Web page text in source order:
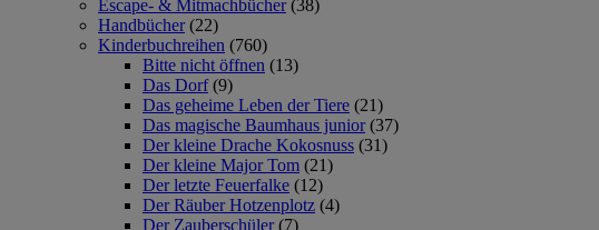
Escape- & Mitmachbücher (38)
Handbücher (22)
Kinderbuchreihen (760)
Bitte nicht öffnen (13)
Das Dorf (9)
Das geheime Leben der Tiere (21)
Das magische Baumhaus junior (37)
Der kleine Drache Kokosnuss (31)
Der kleine Major Tom (21)
Der letzte Feuerfalke (12)
Der Räuber Hotzenplotz (4)
Der Zauberschüler (7)